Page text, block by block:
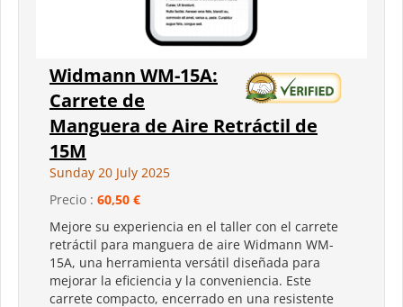
Widmann WM-15A:
Carrete de
Manguera de Aire Retráctil de
15M
Sunday 20 July 2025
Precio : 60,50 €
Mejore su experiencia en el taller con el carrete
retráctil para manguera de aire Widmann WM-
15A, una herramienta versátil diseñada para
mejorar la eficiencia y la conveniencia. Este
carrete compacto, encerrado en una resistente